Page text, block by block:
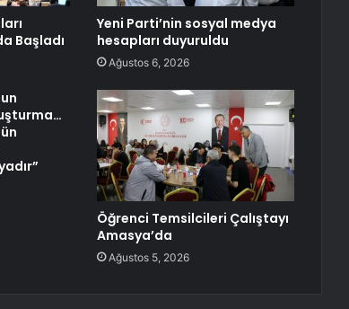
Başladı
Yeni Parti’nin sosyal medya
hesapları duyuruldu
Ağustos 6, 2026
Öğrenci Temsilcileri Çalıştayı
Amasya’da
Ağustos 5, 2026